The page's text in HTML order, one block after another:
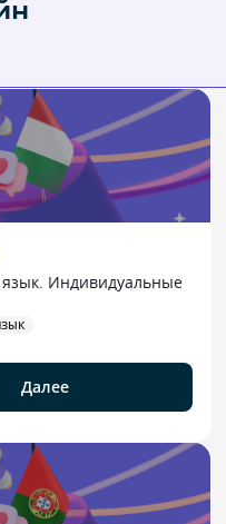
Индивидуальные
Далее